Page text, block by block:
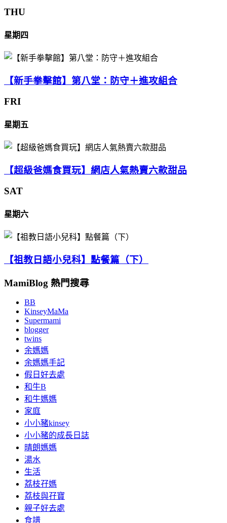
THU
星期四
【新手拳擊館】第八堂：防守＋進攻組合
FRI
星期五
【超級爸媽食買玩】網店人氣熱賣六款甜品
SAT
星期六
【祖教日語小兒科】點餐篇（下）
MamiBlog 熱門搜尋
BB
KinseyMaMa
Supermami
blogger
twins
余媽媽
余媽媽手記
假日好去處
和牛B
和牛媽媽
家庭
小小豬kinsey
小小豬的成長日誌
晴朗媽媽
湯水
生活
荔枝孖媽
荔枝與孖寶
親子好去處
食譜